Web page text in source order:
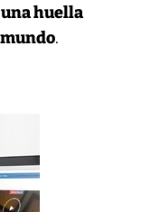
huella
.